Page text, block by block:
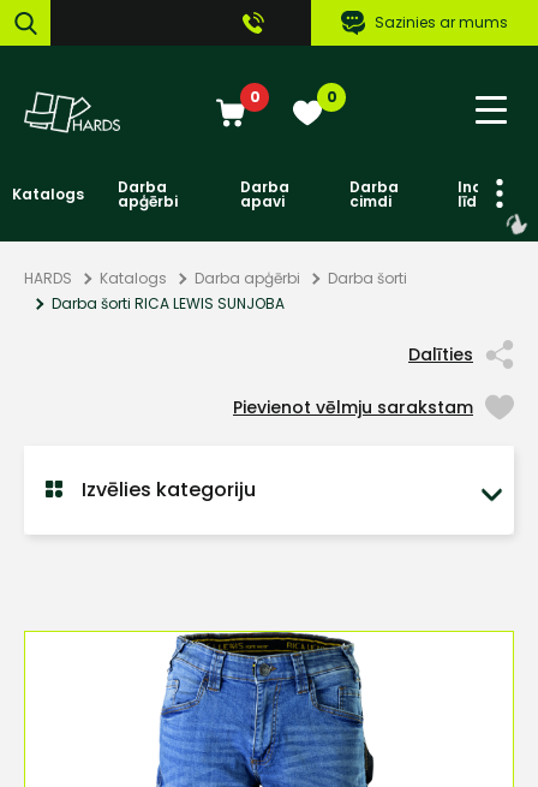
Sazinies ar mums
0 0
Katalogs Darba
apģērbi
Darba
apavi
Darba
cimdi līdzekļi
HARDS Katalogs Darba apģērbi
Darba šorti
Darba šorti RICA LEWIS SUNJOBA
Dalīties
Pievienot vēlmju sarakstam
Izvēlies kategoriju